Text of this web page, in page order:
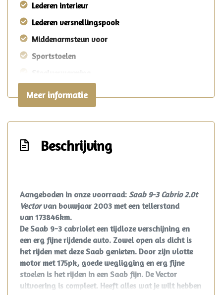
Lederen interieur
Lederen versnellingspook
Middenarmsteun voor
Sportstoelen
Stuur leder
Voorstoelen in hoogte verstelbaar
Voorstoelen verwarmd
Overige
Asr
Bestuurdersairbag
Dubbele airbag
Elektronisch stabiliteits programma
Elektronische remkrachtverdeling
Passagiersairbag
Meer informatie
Beschrijving
Aangeboden in onze voorraad: Saab 9-3 Cabrio 2.0t
Vectorvan bouwjaar 2003 met een tellerstand
van 173846km.
De Saab 9-3 cabriolet een tijdloze verschijning en
een erg fijne rijdende auto. Zowel open als dicht is
het rijden met deze Saab genieten. Door zijn vlotte
motor met 175pk, goede wegligging en erg fijne
stoelen is het rijden in een Saab fijn. De Vector
uitvoering is compleet. Heeft alles wat je wilt hebben